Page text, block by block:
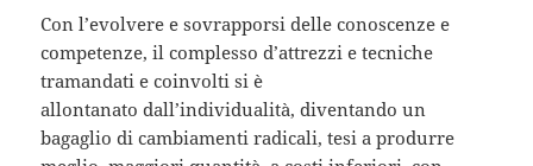
Con l’evolvere e sovrapporsi delle conoscenze e
competenze, il complesso d’attrezzi e tecniche
tramandati e coinvolti si è
allontanato dall’individualità, diventando un
bagaglio di cambiamenti radicali, tesi a produrre